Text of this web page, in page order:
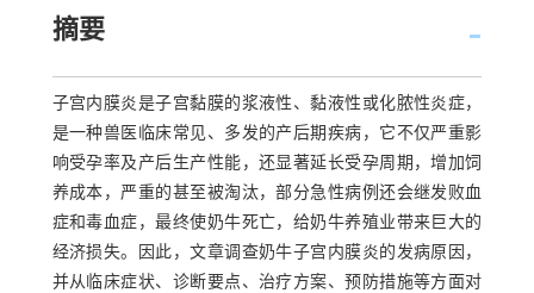
摘要
子宫内膜炎是子宫黏膜的浆液性、黏液性或化脓性炎症，
是一种兽医临床常见、多发的产后期疾病，它不仅严重影
响受孕率及产后生产性能，还显著延长受孕周期，增加饲
养成本，严重的甚至被淘汰，部分急性病例还会继发败血
症和毒血症，最终使奶牛死亡，给奶牛养殖业带来巨大的
经济损失。因此，文章调查奶牛子宫内膜炎的发病原因，
并从临床症状、诊断要点、治疗方案、预防措施等方面对